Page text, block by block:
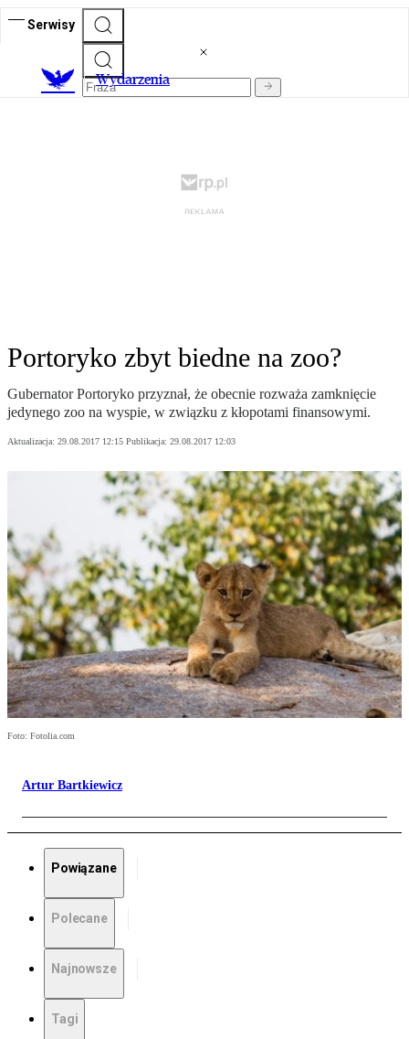
Serwisy
Wydarzenia
Portoryko zbyt biedne na zoo?
Gubernator Portoryko przyznał, że obecnie rozważa zamknięcie
jedynego zoo na wyspie, w związku z kłopotami finansowymi.
Aktualizacja: 29.08.2017 12:15 Publikacja: 29.08.2017 12:03
Foto: Fotolia.com
Artur Bartkiewicz
Powiązane
Polecane
Najnowsze
Tagi